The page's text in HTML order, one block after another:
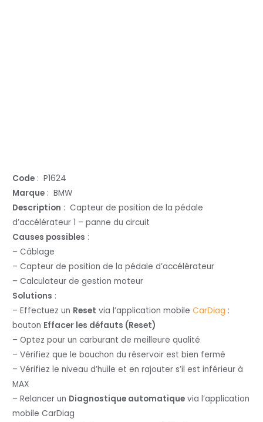
Code : P1624
Marque : BMW
Description : Capteur de position de la pédale
d’accélérateur 1 – panne du circuit
Causes possibles :
– Câblage
– Capteur de position de la pédale d’accélérateur
– Calculateur de gestion moteur
Solutions :
– Effectuez un Reset via l’application mobileCarDiag :
bouton Effacer les défauts (Reset)
– Optez pour un carburant de meilleure qualité
– Vérifiez que le bouchon du réservoir est bien fermé
– Vérifiez le niveau d’huile et en rajouter s’il est inférieur à
MAX
– Relancer un Diagnostique automatique via l’application
mobile CarDiag